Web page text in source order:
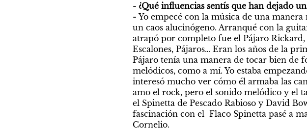
- ¿Qué influencias sentís que han dejado
- Yo empecé con la música de una
un caos alucinógeno. Arranqué con la
atrapó por completo fue el Pájaro
Escalones, Pájaros… Eran los años de la
Pájaro tenía una manera de tocar bien de
melódicos, como a mí. Yo estaba
interesó mucho ver cómo él armaba las
amo el rock, pero el sonido melódico y el
el Spinetta de Pescado Rabioso y David
fascinación con el  Flaco Spinetta pasé a
Cornelio.